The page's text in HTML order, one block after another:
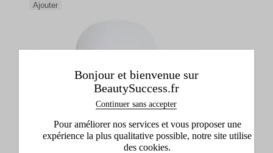
Ajouter
Bonjour et bienvenue sur
BeautySuccess.fr
Continuer sans accepter
Pour améliorer nos services et vous proposer une
expérience la plus qualitative possible, notre site utilise
des cookies.